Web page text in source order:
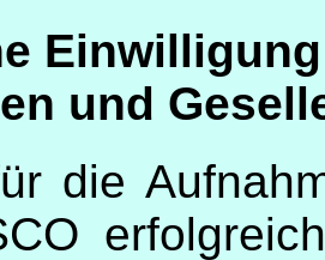
und
die